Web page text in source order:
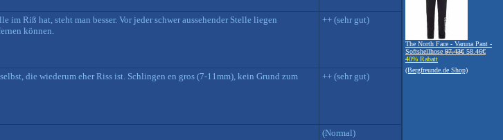
Riß hat, steht man besser. Vor jeder schwer aussehender Stelle liegen
können.
++ (sehr gut)
die wiederum eher Riss ist. Schlingen en gros (7-11mm), kein Grund zum
++ (sehr gut)
(Normal)
The North Face - Varuna Pant -
Softshellhose 97.43€ 58.46€
40% Rabatt
(Bergfreunde.de Shop)